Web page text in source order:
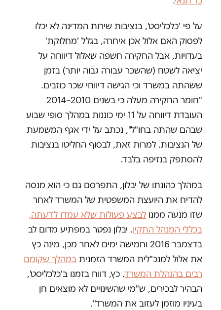
על פי 'כלכליסט', בנציבות שירות המדינה לא יכלו
לפסוק האם אלול אכן איחרה, בגלל 'מחלוקת'
בעדויות, אבל החקירה חשפה שאלול דיווחה על
יציאה לשטח (שהשכר עבורה גבוה יותר) בזמן
ששהתה במשרד וכי הגישה דיווחי שכר כוזבים.
"חומר החקירה מעלה כי בשנים 2010–2014
העובדת דיווחה על 11 ימי כוננות במהלך סופי שבוע
שבהם שהתה בחו"ל", נכתב על ידי אגף המשמעת
של הנציבות. למרות זאת, לבסוף החליטו בנציבות
להסתפק בנזיפה בלבד.
במהלך כהונתו של יבלון, התפרסם גם כי הוא מנסה
להדיח את היועצת המשפטית של המשרד לאחר
שזו מנעה ממנו לבצע פעולות שלא עמדו לדעתה,
בכללי המנהל התקין. יבלון נפטר במפתיע מדום לב
בדצמבר 2016 וחמישה ימים לאחר מכן, מינה כץ
את אלול למנכ"לית המשרד הזמנית במהלך שקומם
רבים בהנהלת המשרד. כץ, דווח בזמנו ב'כלכליסט',
הבהיר לבכירים, ש"מי שהשינויים לא מוצאים חן
בעיניו מוזמן לעזוב את המשרד".